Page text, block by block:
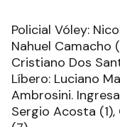
Policial Vóley:
Nahuel Camacho
Cristiano Dos
Líbero: Luciano
Ambrosini.
Sergio Acosta